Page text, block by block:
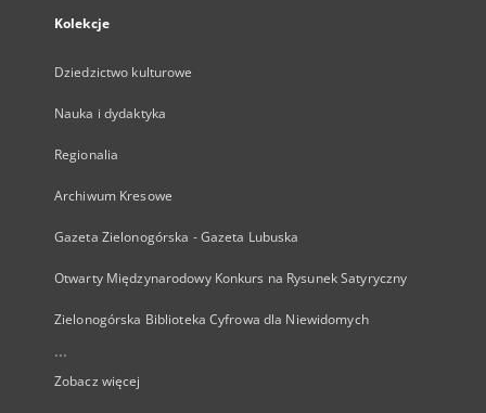
Kolekcje
Dziedzictwo kulturowe
Nauka i dydaktyka
Regionalia
Archiwum Kresowe
Gazeta Zielonogórska - Gazeta Lubuska
Otwarty Międzynarodowy Konkurs na Rysunek Satyryczny
Zielonogórska Biblioteka Cyfrowa dla Niewidomych
...
Zobacz więcej